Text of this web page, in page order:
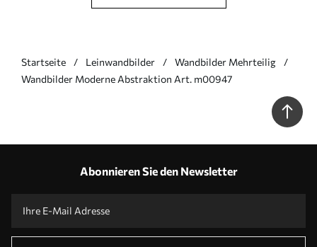
Startseite Leinwandbilder
Wandbilder Mehrteilig
Wandbilder Moderne Abstraktion Art. m00947
Abonnieren Sie den Newsletter